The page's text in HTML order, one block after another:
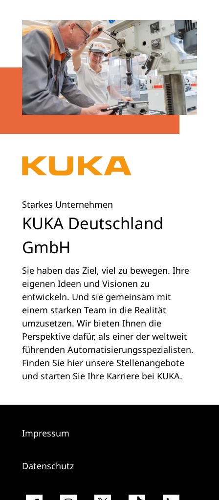
Starkes Unternehmen
KUKA Deutschland
GmbH
Sie haben das Ziel, viel zu bewegen. Ihre
eigenen Ideen und Visionen zu
entwickeln. Und sie gemeinsam mit
einem starken Team in die Realität
umzusetzen. Wir bieten Ihnen die
Perspektive dafür, als einer der weltweit
führenden Automatisierungsspezialisten.
Finden Sie hier unsere Stellenangebote
und starten Sie Ihre Karriere bei KUKA.
Impressum
Datenschutz